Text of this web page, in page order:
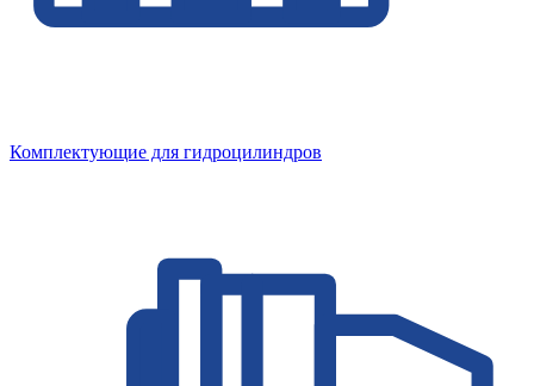
Комплектующие для гидроцилиндров